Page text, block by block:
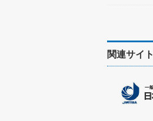
関連サイト